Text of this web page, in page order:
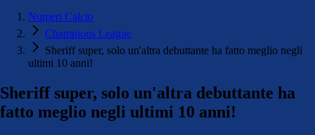
Numeri Calcio
Champions League
Sheriff super, solo un'altra debuttante ha fatto meglio negli
ultimi 10 anni!
Sheriff super, solo un'altra debuttante ha
fatto meglio negli ultimi 10 anni!